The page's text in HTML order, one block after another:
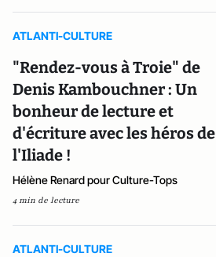
ATLANTI-CULTURE
"Rendez-vous à Troie" de
Denis Kambouchner : Un
bonheur de lecture et
d'écriture avec les héros de
l'Iliade !
Hélène Renard pour Culture-Tops
4 min de lecture
ATLANTI-CULTURE